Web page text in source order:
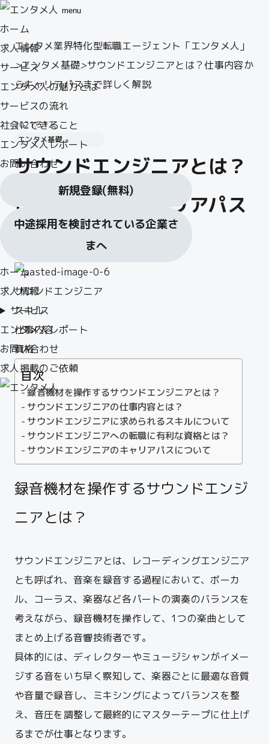
menu
ホーム
求人情報
サービス
エンタメ人の魅力とは
サービスの流れ
社会にできること
エンタメ人レポート
お問い合わせ
新規登録(無料)
中途採用を検討されている企業さ
まへ
ホーム
求人情報
サービス
エンタメ人レポート
お問い合わせ
求人掲載のご依頼
エンタメ業界特化型転職エージェント「エンタメ人」
>エンタメ基礎>サウンドエンジニアとは？仕事内容か
らキャリアパスまで詳しく解説
2021.3.12
エンタメ基礎
サウンドエンジニアとは？
仕事内容からキャリアパス
まで詳しく解説
サウンドエンジニア
スキル
仕事内容
資格
目次
録音機材を操作するサウンドエンジニアとは？
サウンドエンジニアの仕事内容とは？
サウンドエンジニアに求められるスキルについて
サウンドエンジニアへの転職に有利な資格とは？
サウンドエンジニアのキャリアパスについて
録音機材を操作するサウンドエンジ
ニアとは？
サウンドエンジニアとは、レコーディングエンジニア
とも呼ばれ、音楽を録音する過程において、ボーカ
ル、コーラス、楽器など各パートの演奏のバランスを
考えながら、録音機材を操作して、1つの楽曲として
まとめ上げる音響技術者です。
具体的には、ディレクターやミュージシャンがイメー
ジする音をいち早く察知して、楽器ごとに最適な音質
や音量で録音し、ミキシングによってバランスを整
え、音圧を調整して最終的にマスターテープに仕上げ
るまでが仕事となります。